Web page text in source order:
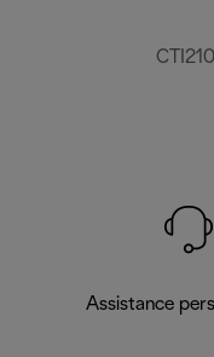
Assistance